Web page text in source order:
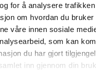
for å analysere
om hvordan du bruker
våre innen sosiale
som kan
du har gjort
inn gjennom din
(mm):
til Gasman